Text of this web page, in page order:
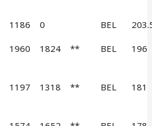
1186 0 BEL
1960 1824 ** BEL 196
1197 1318 ** BEL 181